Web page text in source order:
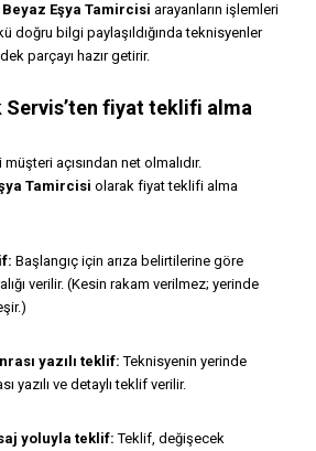
Eşya Tamircisi arayanların işlemleri
doğru bilgi paylaşıldığında teknisyenler
parçayı hazır getirir.
Servis’ten fiyat teklifi alma
açısından net olmalıdır.
Tamircisi olarak fiyat teklifi alma
Başlangıç için arıza belirtilerine göre
verilir. (Kesin rakam verilmez; yerinde
yazılı teklif: Teknisyenin yerinde
yazılı ve detaylı teklif verilir.
yoluyla teklif: Teklif, değişecek